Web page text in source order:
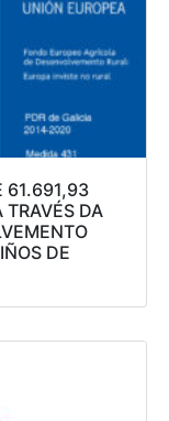
61.691,93
TRAVÉS DA
DE